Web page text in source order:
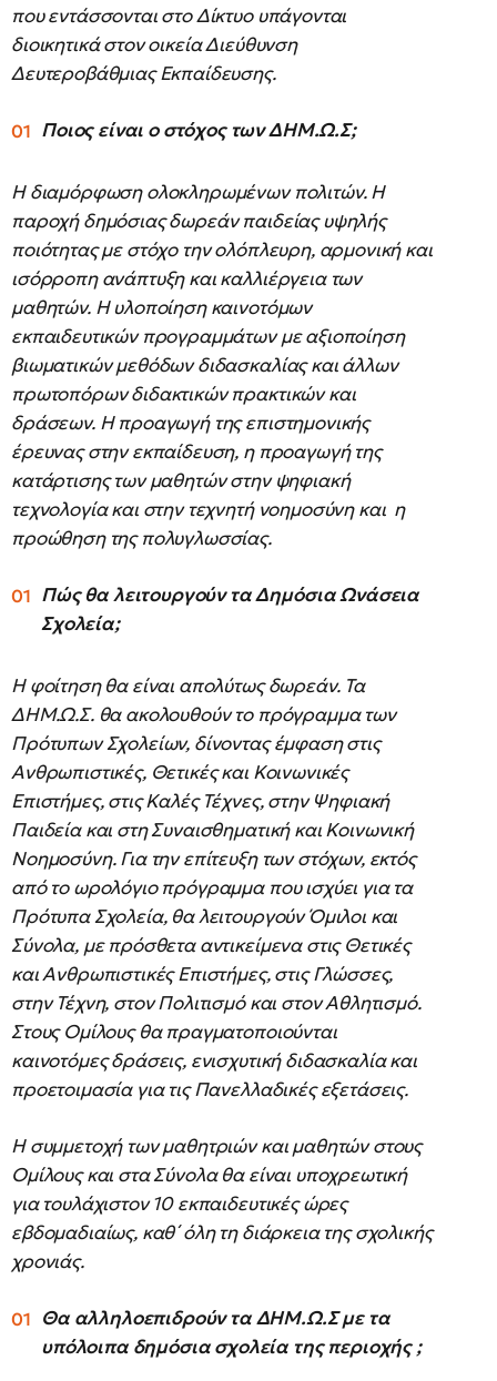
που εντάσσονται στο Δίκτυο υπάγονται
διοικητικά στον οικεία Διεύθυνση
Δευτεροβάθμιας Εκπαίδευσης.
Ποιος είναι ο στόχος των ΔΗΜ.Ω.Σ;
Η διαμόρφωση ολοκληρωμένων πολιτών. Η
παροχή δημόσιας δωρεάν παιδείας υψηλής
ποιότητας με στόχο την ολόπλευρη, αρμονική και
ισόρροπη ανάπτυξη και καλλιέργεια των
μαθητών. Η υλοποίηση καινοτόμων
εκπαιδευτικών προγραμμάτων με αξιοποίηση
βιωματικών μεθόδων διδασκαλίας και άλλων
πρωτοπόρων διδακτικών πρακτικών και
δράσεων. Η προαγωγή της επιστημονικής
έρευνας στην εκπαίδευση, η προαγωγή της
κατάρτισης των μαθητών στην ψηφιακή
τεχνολογία και στην τεχνητή νοημοσύνη και η
προώθηση της πολυγλωσσίας.
Πώς θα λειτουργούν τα Δημόσια Ωνάσεια
Σχολεία;
Η φοίτηση θα είναι απολύτως δωρεάν. Τα
ΔΗΜ.Ω.Σ. θα ακολουθούν το πρόγραμμα των
Πρότυπων Σχολείων, δίνοντας έμφαση στις
Ανθρωπιστικές, Θετικές και Κοινωνικές
Επιστήμες, στις Καλές Τέχνες, στην Ψηφιακή
Παιδεία και στη Συναισθηματική και Κοινωνική
Νοημοσύνη. Για την επίτευξη των στόχων, εκτός
από το ωρολόγιο πρόγραμμα που ισχύει για τα
Πρότυπα Σχολεία, θα λειτουργούν Όμιλοι και
Σύνολα, με πρόσθετα αντικείμενα στις Θετικές
και Ανθρωπιστικές Επιστήμες, στις Γλώσσες,
στην Τέχνη, στον Πολιτισμό και στον Αθλητισμό.
Στους Ομίλους θα πραγματοποιούνται
καινοτόμες δράσεις, ενισχυτική διδασκαλία και
προετοιμασία για τις Πανελλαδικές εξετάσεις.
Η συμμετοχή των μαθητριών και μαθητών στους
Ομίλους και στα Σύνολα θα είναι υποχρεωτική
για τουλάχιστον 10 εκπαιδευτικές ώρες
εβδομαδιαίως, καθ΄ όλη τη διάρκεια της σχολικής
χρονιάς.
Θα αλληλοεπιδρούν τα ΔΗΜ.Ω.Σ με τα
υπόλοιπα δημόσια σχολεία της περιοχής ;